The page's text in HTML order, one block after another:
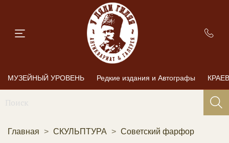
МУЗЕЙНЫЙ УРОВЕНЬ Редкие издания и Автографы
Главная СКУЛЬПТУРА Советский фарфор